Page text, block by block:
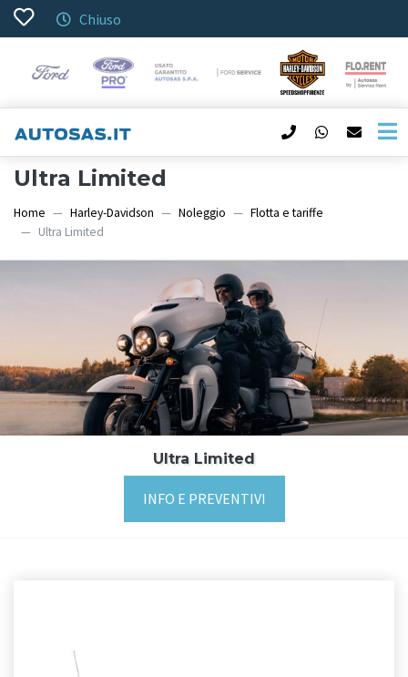
Chiuso
Ultra Limited
Home Harley-Davidson Noleggio
Flotta e tariffe
Ultra Limited
Ultra Limited
INFO E PREVENTIVI